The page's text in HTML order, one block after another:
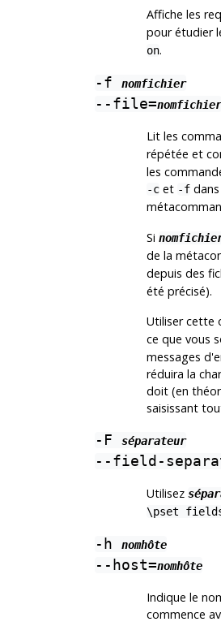
Affiche les
pour étudier
on.
-f nomfichier
--file=nomfichier
Lit les
répétée et
les
-cet -fdans
Si
de la
depuis des
été précisé).
Utiliser cette
ce que vous
messages
réduira la
doit (en
saisissant
-F séparateur
--field-
Utilisez
\pset
-h nomhôte
--host=nomhôte
Indique le
commence